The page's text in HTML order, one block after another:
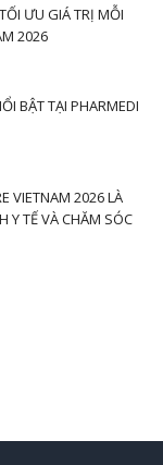
ƯU GIÁ TRỊ MỖI
2026
BẬT TẠI PHARMEDI
VIETNAM 2026 LÀ
Y TẾ VÀ CHĂM SÓC